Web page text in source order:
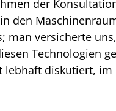
der
den
man versicherte
Technologien
diskutiert,